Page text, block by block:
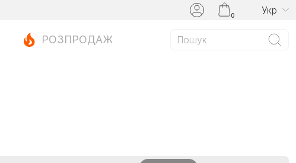
0 Укр
РОЗПРОДАЖ